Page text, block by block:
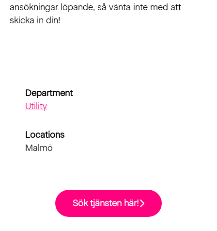
ansökningar löpande, så vänta inte med att
skicka in din!
Department
Utility
Locations
Malmö
Sök tjänsten här!